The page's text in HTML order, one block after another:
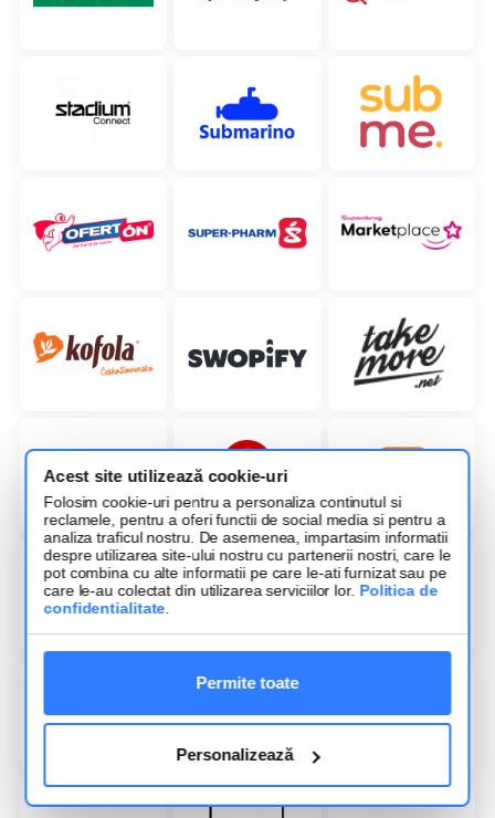
Acest site utilizează cookie-uri
Folosim cookie-uri pentru a personaliza continutul si
reclamele, pentru a oferi functii de social media si pentru a
analiza traficul nostru. De asemenea, impartasim informatii
despre utilizarea site-ului nostru cu partenerii nostri, care le
pot combina cu alte informatii pe care le-ati furnizat sau pe
care le-au colectat din utilizarea serviciilor lor. Politica de
confidentialitate
Permite toate
Personalizează